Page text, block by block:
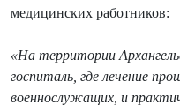
медицинских работников:
«На территории
госпиталь, где лечение
военнослужащих, и